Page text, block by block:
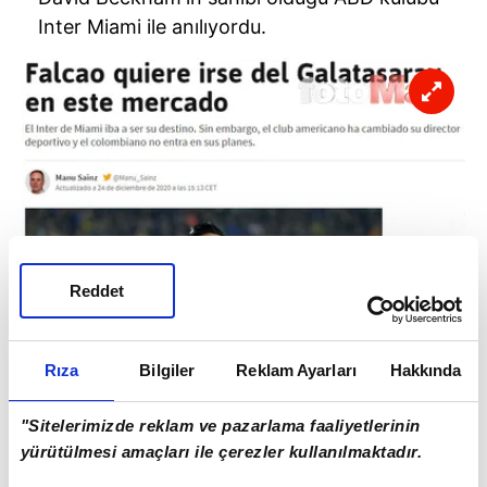
Rıza Bilgiler Reklam Ayarları Hakkında
"Sitelerimizde reklam ve pazarlama faaliyetlerinin
yürütülmesi amaçları ile çerezler kullanılmaktadır.
Reddet
Inter Miami ile anılıyordu.